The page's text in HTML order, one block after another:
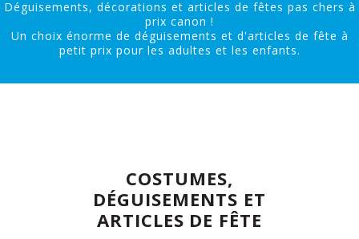
Déguisements, décorations et articles de fêtes pas chers à
prix canon !
Un choix énorme de déguisements et d'articles de fête à
petit prix pour les adultes et les enfants.
COSTUMES,
DÉGUISEMENTS ET
ARTICLES DE FÊTE